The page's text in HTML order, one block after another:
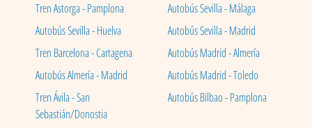
Tren Astorga - Pamplona
Autobús Sevilla - Málaga
Autobús Sevilla - Huelva
Autobús Sevilla - Madrid
Tren Barcelona - Cartagena
Autobús Madrid - Almería
Autobús Almería - Madrid
Autobús Madrid - Toledo
Tren Ávila - San
Sebastián/Donostia
Autobús Bilbao - Pamplona